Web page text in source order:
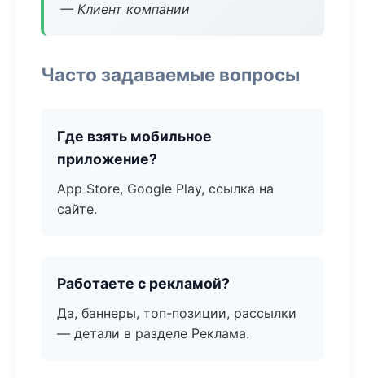
— Клиент компании
Часто задаваемые вопросы
Где взять мобильное
приложение?
App Store, Google Play, ссылка на
сайте.
Работаете с рекламой?
Да, баннеры, топ-позиции, рассылки
— детали в разделе Реклама.